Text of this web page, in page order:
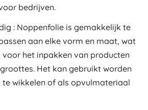
bedrijven.
: Noppenfolie is gemakkelijk te
aan elke vorm en maat, wat
het inpakken van producten
Het kan gebruikt worden
wikkelen of als opvulmateriaal